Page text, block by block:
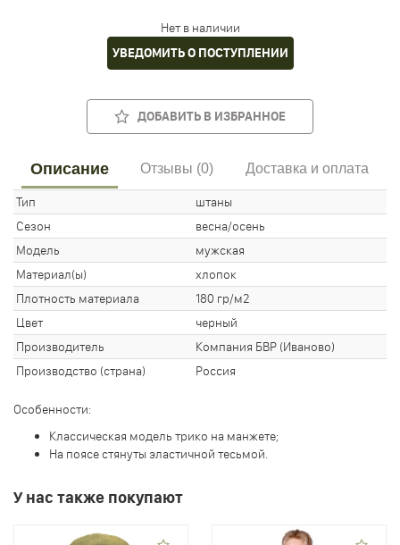
Нет в наличии
УВЕДОМИТЬ О ПОСТУПЛЕНИИ
ДОБАВИТЬ В ИЗБРАННОЕ
Описание Отзывы (0) Доставка и оплата
Тип
штаны
Сезон
весна/осень
Модель
мужская
Материал(ы)
хлопок
Плотность материала
180 гр/м2
Цвет
черный
Производитель
Компания БВР (Иваново)
Производство (страна)
Россия
Особенности:
Классическая модель трико на манжете;
На поясе стянуты эластичной тесьмой.
У нас также покупают